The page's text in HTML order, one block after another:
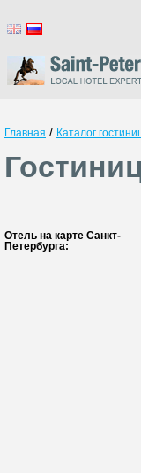
Главная / Каталог
Отель на карте Санкт-
Петербурга: